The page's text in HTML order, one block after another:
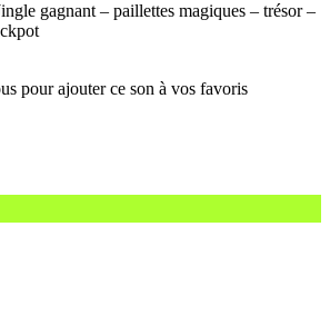
gagnant – paillettes magiques – trésor –